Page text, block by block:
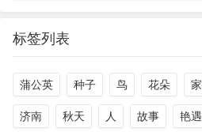
标签列表
蒲公英 种子 鸟 花朵 家
济南 秋天 人 故事 艳遇